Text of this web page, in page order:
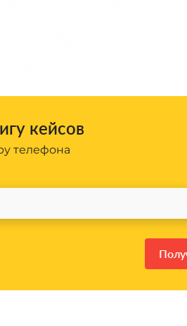
кейсов
телефона